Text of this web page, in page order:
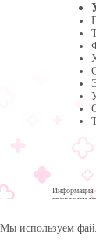
Мы используем
Информация
гражданам
© 2026 -